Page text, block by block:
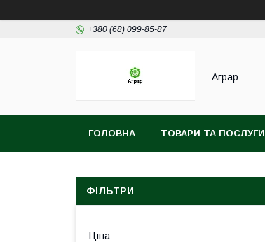
+380 (68) 099-85-87
Аграр
ГОЛОВНА ТОВАРИ ТА ПОСЛУГИ
ФІЛЬТРИ
Ціна